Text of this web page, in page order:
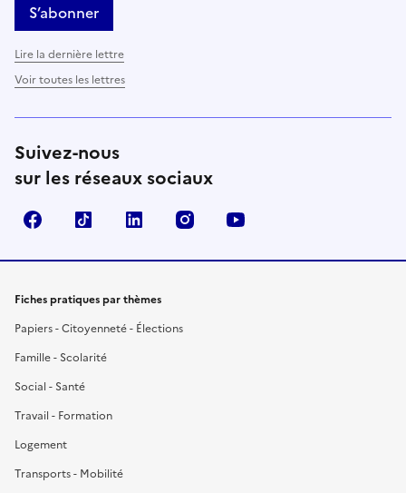
S’abonner
Lire la dernière lettre
Voir toutes les lettres
Suivez-nous
sur les réseaux sociaux
FacebookTikTok LinkedIn Instagram
Fiches pratiques par thèmes
Papiers - Citoyenneté - Élections
Famille - Scolarité
Social - Santé
Travail - Formation
Logement
Transports - Mobilité